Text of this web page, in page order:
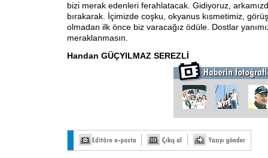
bizi merak edenleri ferahlatacak. Gidiyoruz,
bırakarak. İçimizde coşku, okyanus kısmetimiz,
olmadan ilk önce biz varacağız ödüle. Dostlar
meraklanmasın.
Handan GÜÇYILMAZ SEREZLİ